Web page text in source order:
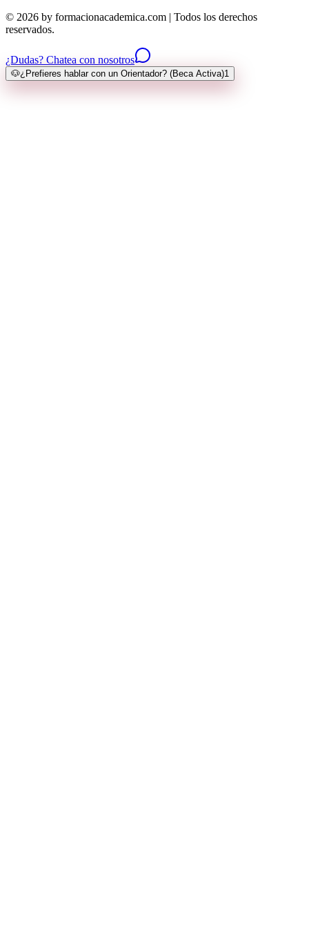
© 2026 by formacionacademica.com | Todos los derechos
reservados.
¿Dudas? Chatea con nosotros
🐶¿Prefieres hablar con un Orientador? (Beca Activa)1